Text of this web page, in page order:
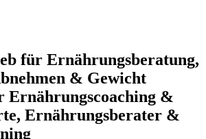
für Ernährungsberatung,
& Gewicht
Ernährungscoaching &
Ernährungsberater &